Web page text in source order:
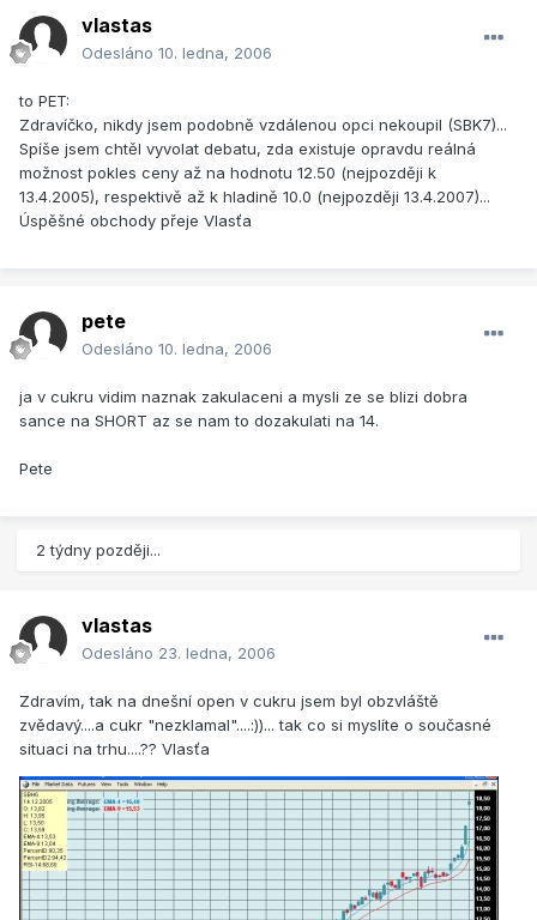
vlastas
Odesláno 10. ledna, 2006
to PET:
Zdravíčko, nikdy jsem podobně vzdálenou opci nekoupil (SBK7)...
Spíše jsem chtěl vyvolat debatu, zda existuje opravdu reálná
možnost pokles ceny až na hodnotu 12.50 (nejpozději k
13.4.2005), respektivě až k hladině 10.0 (nejpozději 13.4.2007)...
Úspěšné obchody přeje Vlasťa
pete
Odesláno 10. ledna, 2006
ja v cukru vidim naznak zakulaceni a mysli ze se blizi dobra
sance na SHORT az se nam to dozakulati na 14.
Pete
2 týdny později...
vlastas
Odesláno 23. ledna, 2006
Zdravím, tak na dnešní open v cukru jsem byl obzvláště
zvědavý....a cukr "nezklamal"....:))... tak co si myslíte o současné
situaci na trhu....?? Vlasťa